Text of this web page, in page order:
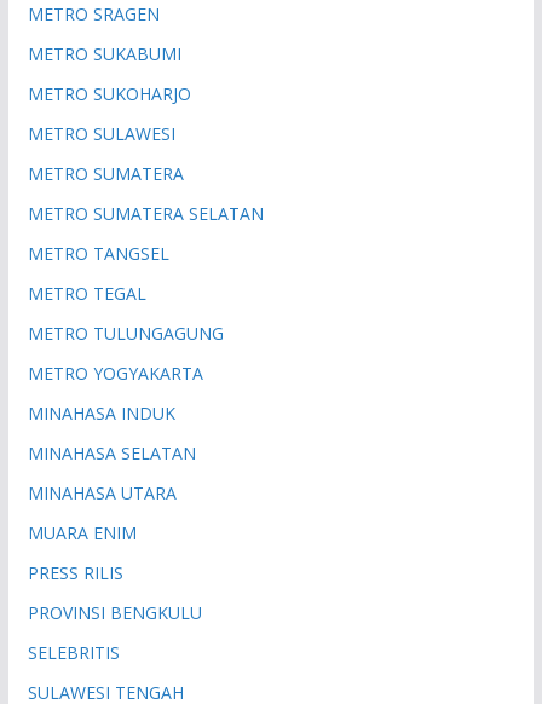
METRO SRAGEN
METRO SUKABUMI
METRO SUKOHARJO
METRO SULAWESI
METRO SUMATERA
METRO SUMATERA SELATAN
METRO TANGSEL
METRO TEGAL
METRO TULUNGAGUNG
METRO YOGYAKARTA
MINAHASA INDUK
MINAHASA SELATAN
MINAHASA UTARA
MUARA ENIM
PRESS RILIS
PROVINSI BENGKULU
SELEBRITIS
SULAWESI TENGAH